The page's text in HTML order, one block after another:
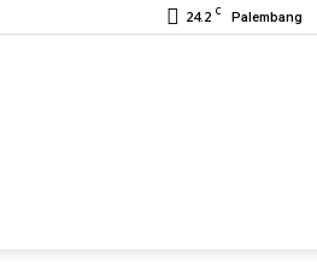
24.2 C Palembang